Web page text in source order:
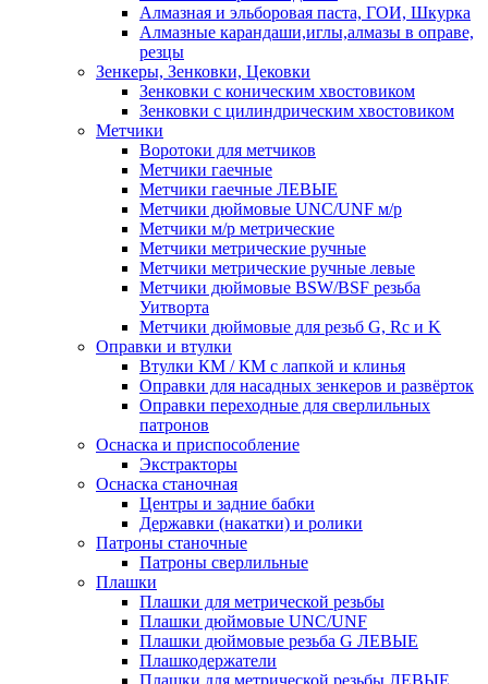
Алмазная и эльборовая паста, ГОИ, Шкурка
Алмазные карандаши,иглы,алмазы в оправе,
резцы
Зенкеры, Зенковки, Цековки
Зенковки с коническим хвостовиком
Зенковки с цилиндрическим хвостовиком
Метчики
Воротоки для метчиков
Метчики гаечные
Метчики гаечные ЛЕВЫЕ
Метчики дюймовые UNC/UNF м/р
Метчики м/р метрические
Метчики метрические ручные
Метчики метрические ручные левые
Метчики дюймовые BSW/BSF резьба
Уитворта
Метчики дюймовые для резьб G, Rc и K
Оправки и втулки
Втулки КМ / КМ с лапкой и клинья
Оправки для насадных зенкеров и развёрток
Оправки переходные для сверлильных
патронов
Оснаска и приспособление
Экстракторы
Оснаска станочная
Центры и задние бабки
Державки (накатки) и ролики
Патроны станочные
Патроны сверлильные
Плашки
Плашки для метрической резьбы
Плашки дюймовые UNC/UNF
Плашки дюймовые резьба G ЛЕВЫЕ
Плашкодержатели
Плашки для метрической резьбы ЛЕВЫЕ